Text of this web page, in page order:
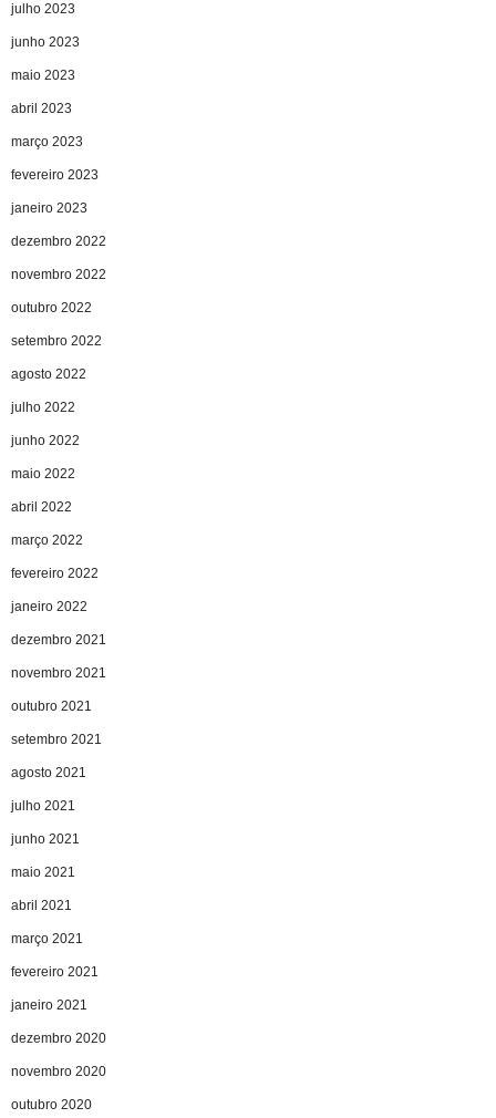
julho 2023
junho 2023
maio 2023
abril 2023
março 2023
fevereiro 2023
janeiro 2023
dezembro 2022
novembro 2022
outubro 2022
setembro 2022
agosto 2022
julho 2022
junho 2022
maio 2022
abril 2022
março 2022
fevereiro 2022
janeiro 2022
dezembro 2021
novembro 2021
outubro 2021
setembro 2021
agosto 2021
julho 2021
junho 2021
maio 2021
abril 2021
março 2021
fevereiro 2021
janeiro 2021
dezembro 2020
novembro 2020
outubro 2020